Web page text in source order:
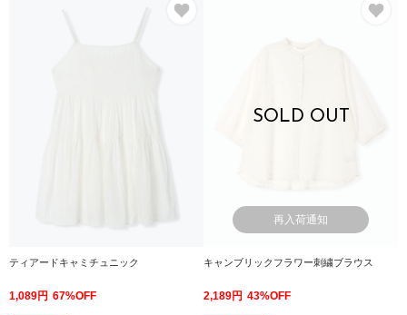
ティアードキャミチュニック
1,089円 67%OFF
SOLD OUT
再入荷通知
キャンブリックフラワー刺繍ブラウス
2,189円 43%OFF